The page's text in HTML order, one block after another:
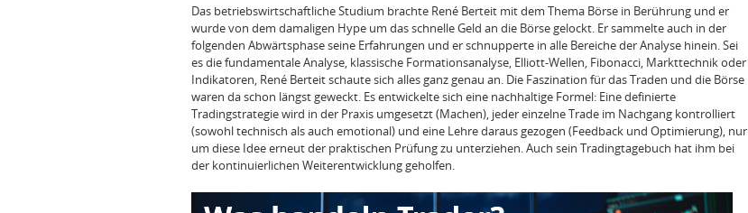
Das betriebswirtschaftliche Studium brachte René Berteit mit dem Thema Börse in Berührung und er
wurde von dem damaligen Hype um das schnelle Geld an die Börse gelockt. Er sammelte auch in der
folgenden Abwärtsphase seine Erfahrungen und er schnupperte in alle Bereiche der Analyse hinein. Sei
es die fundamentale Analyse, klassische Formationsanalyse, Elliott-Wellen, Fibonacci, Markttechnik oder
Indikatoren, René Berteit schaute sich alles ganz genau an. Die Faszination für das Traden und die Börse
waren da schon längst geweckt. Es entwickelte sich eine nachhaltige Formel: Eine definierte
Tradingstrategie wird in der Praxis umgesetzt (Machen), jeder einzelne Trade im Nachgang kontrolliert
(sowohl technisch als auch emotional) und eine Lehre daraus gezogen (Feedback und Optimierung), nur
um diese Idee erneut der praktischen Prüfung zu unterziehen. Auch sein Tradingtagebuch hat ihm bei
der kontinuierlichen Weiterentwicklung geholfen.